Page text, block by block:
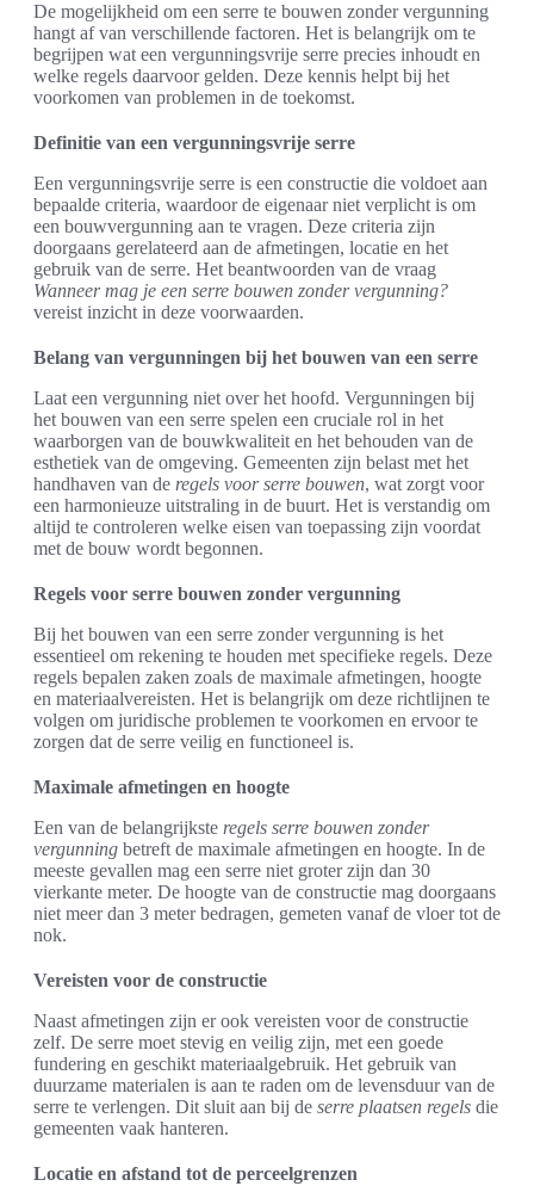
De mogelijkheid om een serre te bouwen zonder vergunning
hangt af van verschillende factoren. Het is belangrijk om te
begrijpen wat een vergunningsvrije serre precies inhoudt en
welke regels daarvoor gelden. Deze kennis helpt bij het
voorkomen van problemen in de toekomst.
Definitie van een vergunningsvrije serre
Een vergunningsvrije serre is een constructie die voldoet aan
bepaalde criteria, waardoor de eigenaar niet verplicht is om
een bouwvergunning aan te vragen. Deze criteria zijn
doorgaans gerelateerd aan de afmetingen, locatie en het
gebruik van de serre. Het beantwoorden van de vraag
Wanneer mag je een serre bouwen zonder vergunning?
vereist inzicht in deze voorwaarden.
Belang van vergunningen bij het bouwen van een serre
Laat een vergunning niet over het hoofd. Vergunningen bij
het bouwen van een serre spelen een cruciale rol in het
waarborgen van de bouwkwaliteit en het behouden van de
esthetiek van de omgeving. Gemeenten zijn belast met het
handhaven van de regels voor serre bouwen, wat zorgt voor
een harmonieuze uitstraling in de buurt. Het is verstandig om
altijd te controleren welke eisen van toepassing zijn voordat
met de bouw wordt begonnen.
Regels voor serre bouwen zonder vergunning
Bij het bouwen van een serre zonder vergunning is het
essentieel om rekening te houden met specifieke regels. Deze
regels bepalen zaken zoals de maximale afmetingen, hoogte
en materiaalvereisten. Het is belangrijk om deze richtlijnen te
volgen om juridische problemen te voorkomen en ervoor te
zorgen dat de serre veilig en functioneel is.
Maximale afmetingen en hoogte
Een van de belangrijkste regels serre bouwen zonder
vergunning betreft de maximale afmetingen en hoogte. In de
meeste gevallen mag een serre niet groter zijn dan 30
vierkante meter. De hoogte van de constructie mag doorgaans
niet meer dan 3 meter bedragen, gemeten vanaf de vloer tot de
nok.
Vereisten voor de constructie
Naast afmetingen zijn er ook vereisten voor de constructie
zelf. De serre moet stevig en veilig zijn, met een goede
fundering en geschikt materiaalgebruik. Het gebruik van
duurzame materialen is aan te raden om de levensduur van de
serre te verlengen. Dit sluit aan bij de serre plaatsen regels die
gemeenten vaak hanteren.
Locatie en afstand tot de perceelgrenzen